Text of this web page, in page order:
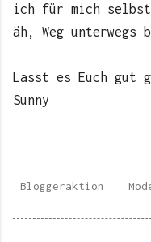
ich für mich
äh, Weg unterwegs
Lasst es Euch gut
Sunny
Bloggeraktion